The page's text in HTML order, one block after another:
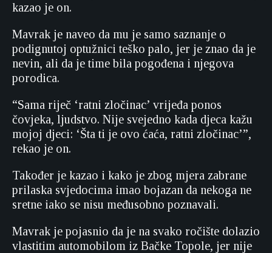
kazao je on.
Mavrak je naveo da mu je samo saznanje o
podignutoj optužnici teško palo, jer je znao da je
nevin, ali da je time bila pogođena i njegova
porodica.
“Sama riječ ‘ratni zločinac’ vrijeđa ponos
čovjeka, ljudstvo. Nije svejedno kada djeca kažu
mojoj djeci: ‘Šta ti je ovo ćaća, ratni zločinac’”,
rekao je on.
Također je kazao i kako je zbog mjera zabrane
prilaska svjedocima imao bojazan da nekoga ne
sretne iako se nisu međusobno poznavali.
Mavrak je pojasnio da je na svako ročište dolazio
vlastitim automobilom iz Bačke Topole, jer nije